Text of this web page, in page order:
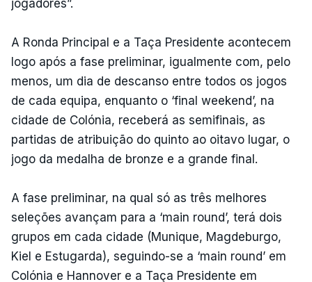
jogadores”.
A Ronda Principal e a Taça Presidente acontecem
logo após a fase preliminar, igualmente com, pelo
menos, um dia de descanso entre todos os jogos
de cada equipa, enquanto o ‘final weekend’, na
cidade de Colónia, receberá as semifinais, as
partidas de atribuição do quinto ao oitavo lugar, o
jogo da medalha de bronze e a grande final.
A fase preliminar, na qual só as três melhores
seleções avançam para a ‘main round’, terá dois
grupos em cada cidade (Munique, Magdeburgo,
Kiel e Estugarda), seguindo-se a ‘main round’ em
Colónia e Hannover e a Taça Presidente em